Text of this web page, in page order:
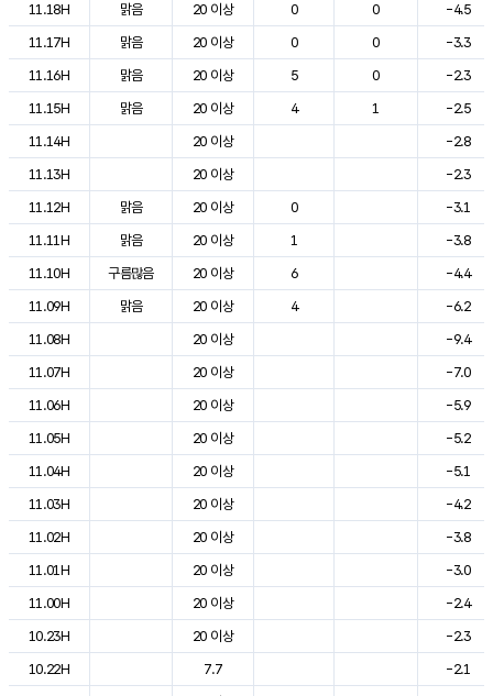
11.18H
맑음 20 이상 0 0
-4.5
11.17H
맑음 20 이상 0 0
-3.3
11.16H
맑음 20 이상 5 0
-2.3
11.15H
맑음 20 이상 4 1
-2.5
11.14H
20 이상
-2.8
11.13H
20 이상
-2.3
11.12H
맑음 20 이상 0
-3.1
11.11H
맑음 20 이상 1
-3.8
11.10H
구름많음 20 이상 6
-4.4
11.09H
맑음 20 이상 4
-6.2
11.08H
20 이상
-9.4
11.07H
20 이상
-7.0
11.06H
20 이상
-5.9
11.05H
20 이상
-5.2
11.04H
20 이상
-5.1
11.03H
20 이상
-4.2
11.02H
20 이상
-3.8
11.01H
20 이상
-3.0
11.00H
20 이상
-2.4
10.23H
20 이상
-2.3
10.22H
7.7
-2.1